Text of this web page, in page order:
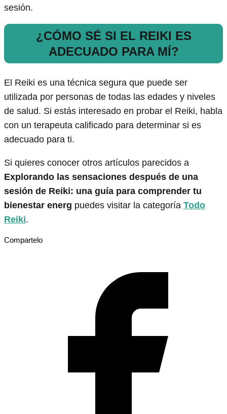
sesión.
¿CÓMO SÉ SI EL REIKI ES
ADECUADO PARA MÍ?
El Reiki es una técnica segura que puede ser
utilizada por personas de todas las edades y niveles
de salud. Si estás interesado en probar el Reiki, habla
con un terapeuta calificado para determinar si es
adecuado para ti.
Si quieres conocer otros artículos parecidos a
Explorando las sensaciones después de una
sesión de Reiki: una guía para comprender tu
bienestar energ puedes visitar la categoría Todo
Reiki.
Compartelo